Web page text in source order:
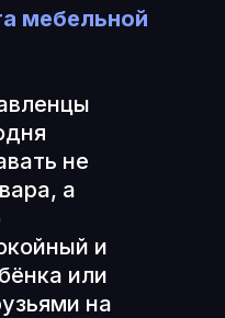
мебельной
не
а
и
или
на